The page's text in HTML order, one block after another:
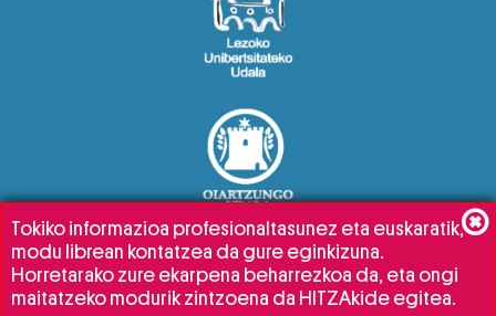
Tokiko informazioa profesionaltasunez eta euskaratik,
modu librean kontatzea da gure eginkizuna.
Horretarako zure ekarpena beharrezkoa da, eta ongi
maitatzeko modurik zintzoena da HITZAkide egitea.